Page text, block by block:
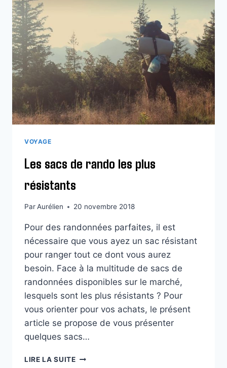
DE
LA
RÉDACTION
VOYAGE
Les sacs de rando les plus
résistants
ParAurélien 20 novembre 2018
Pour des randonnées parfaites, il est
nécessaire que vous ayez un sac résistant
pour ranger tout ce dont vous aurez
besoin. Face à la multitude de sacs de
randonnées disponibles sur le marché,
lesquels sont les plus résistants ? Pour
vous orienter pour vos achats, le présent
article se propose de vous présenter
quelques sacs…
LIRE LA SUITELES